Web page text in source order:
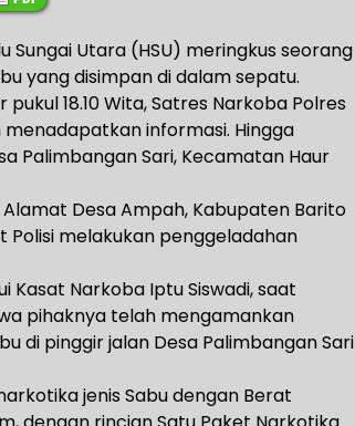
Sungai Utara (HSU) meringkus seorang
yang disimpan di dalam sepatu.
18.10 Wita, Satres Narkoba Polres
informasi. Hingga
Palimbangan Sari, Kecamatan Haur
Alamat Desa Ampah, Kabupaten Barito
Polisi melakukan penggeladahan
Kasat Narkoba Iptu Siswadi, saat
pihaknya telah mengamankan
di pinggir jalan Desa Palimbangan Sari
jenis Sabu dengan Berat